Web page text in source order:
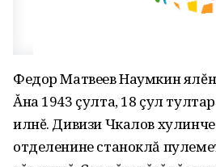
Федор Матвеев Наумкин
Ăна 1943 çулта, 18 çул
илнĕ. Дивизи Чкалов
отделенине станоклă